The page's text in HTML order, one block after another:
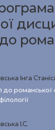
Інга
до романської
І.С.